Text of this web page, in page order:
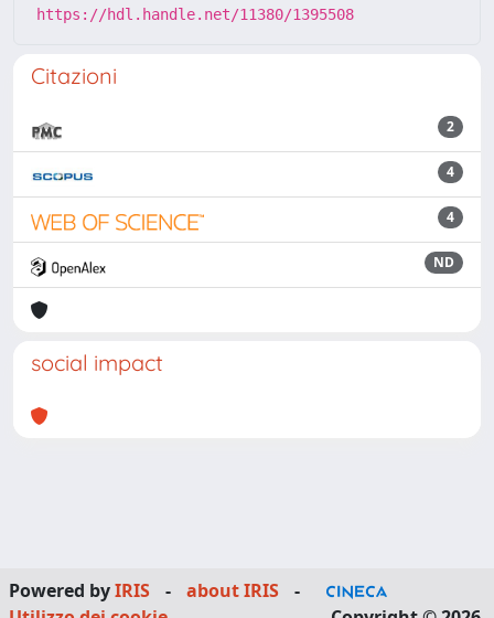
https://hdl.handle.net/11380/1395508
Citazioni
2
4
4
ND
social impact
Powered byIRIS - about IRIS
-